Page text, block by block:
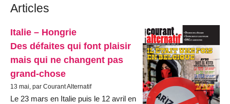
Articles
Italie – Hongrie
Des défaites qui font plaisir
mais qui ne changent pas
grand-chose
13 mai, par Courant Alternatif
Le 23 mars en Italie puis le 12 avril en